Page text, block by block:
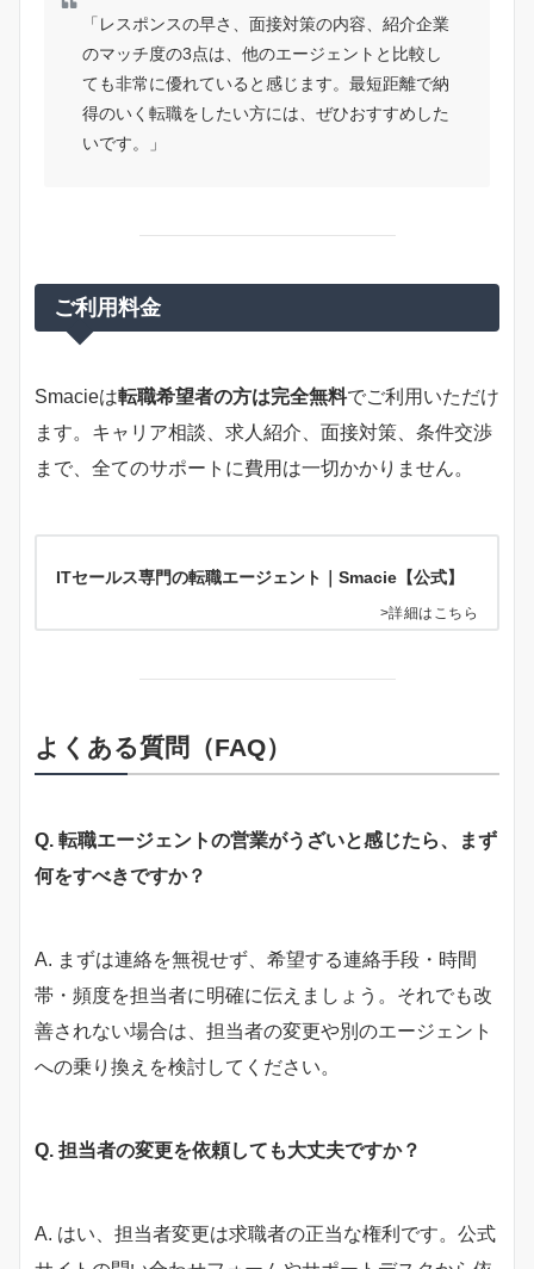
「レスポンスの早さ、面接対策の内容、紹介企業
のマッチ度の3点は、他のエージェントと比較し
ても非常に優れていると感じます。最短距離で納
得のいく転職をしたい方には、ぜひおすすめした
いです。」
ご利用料金
Smacieは転職希望者の方は完全無料でご利用いただけ
ます。キャリア相談、求人紹介、面接対策、条件交渉
まで、全てのサポートに費用は一切かかりません。
ITセールス専門の転職エージェント｜Smacie【公式】
>詳細はこちら
よくある質問（FAQ）
Q. 転職エージェントの営業がうざいと感じたら、まず
何をすべきですか？
A. まずは連絡を無視せず、希望する連絡手段・時間
帯・頻度を担当者に明確に伝えましょう。それでも改
善されない場合は、担当者の変更や別のエージェント
への乗り換えを検討してください。
Q. 担当者の変更を依頼しても大丈夫ですか？
A. はい、担当者変更は求職者の正当な権利です。公式